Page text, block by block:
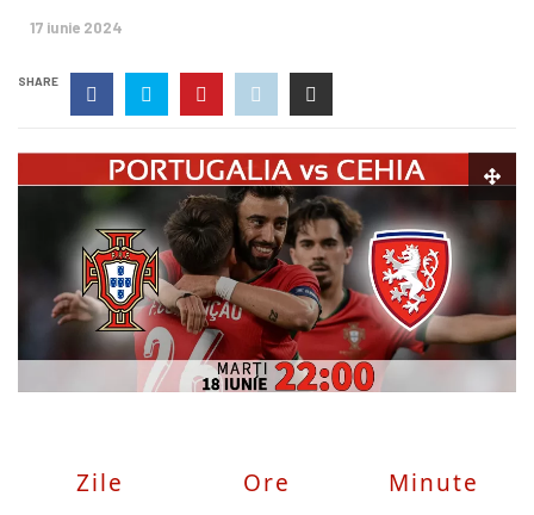
17 iunie 2024
SHARE
Zile Ore Minute